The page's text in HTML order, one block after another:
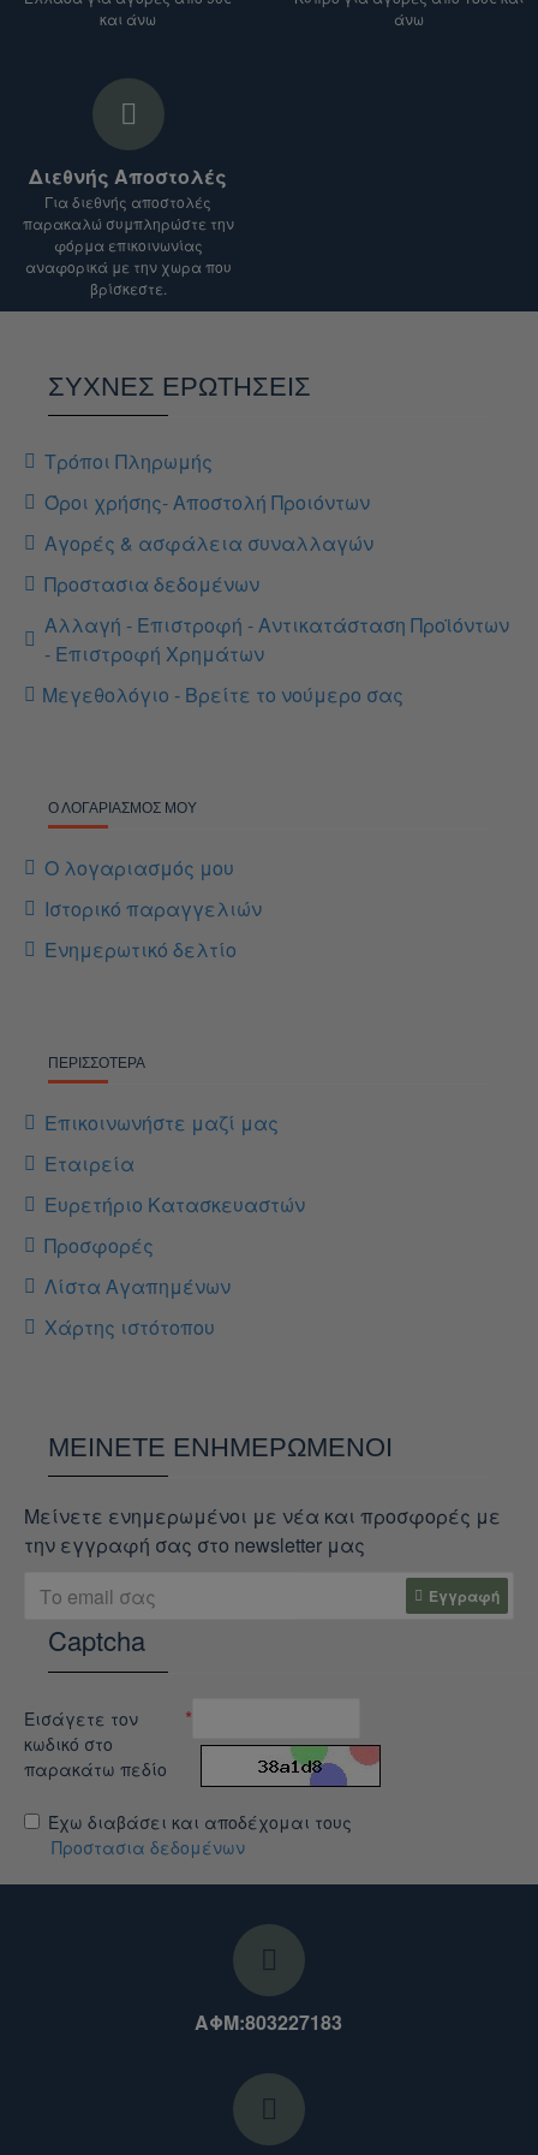
Το κόστος αποστολής ενδέχεται να ποικίλλει
Για αποστολές σε χώρες εκτός Ευρωπαϊκής
Ένωσης, ενδέχεται να ισχύουν επιπλέον
δασμοί και φόροι.
Είμαστε στη διάθεσή σας για οποιαδήποτε
διευκρίνιση.
και άνω
άνω
Διεθνής Αποστολές
Για διεθνής αποστολές
παρακαλώ συμπληρώστε την
φόρμα επικοινωνίας
αναφορικά με την χωρα που
βρίσκεστε.
ΣΥΧΝΕΣ ΕΡΩΤΗΣΕΙΣ
Τρόποι Πληρωμής
Όροι χρήσης- Αποστολή Προιόντων
Αγορές & ασφάλεια συναλλαγών
Προστασια δεδομένων
Αλλαγή - Επιστροφή - Αντικατάσταση Προϊόντων
- Επιστροφή Χρημάτων
Μεγεθολόγιο - Βρείτε το νούμερο σας
Ο ΛΟΓΑΡΙΑΣΜΌΣ ΜΟΥ
Ο λογαριασμός μου
Ιστορικό παραγγελιών
Ενημερωτικό δελτίο
ΠΕΡΙΣΣΌΤΕΡΑ
Επικοινωνήστε μαζί μας
Εταιρεία
Ευρετήριο Κατασκευαστών
Προσφορές
Λίστα Αγαπημένων
Χάρτης ιστότοπου
ΜΕΊΝΕΤΕ ΕΝΗΜΕΡΩΜΈΝΟΙ
Μείνετε ενημερωμένοι με νέα και προσφορές με
την εγγραφή σας στο newsletter μας
Εγγραφή
Captcha
Εισάγετε τον
κωδικό στο
παρακάτω πεδίο
Έχω διαβάσει και αποδέχομαι τους
Προστασια δεδομένων
ΑΦΜ:803227183